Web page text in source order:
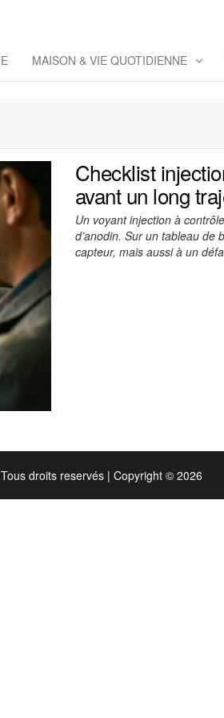
MAISON & VIE QUOTIDIENNE
Checklist
avant un long
Un voyant injection à
d’anodin. Sur un tableau de
capteur, mais aussi à un
droits reservés | Copyright © 2026